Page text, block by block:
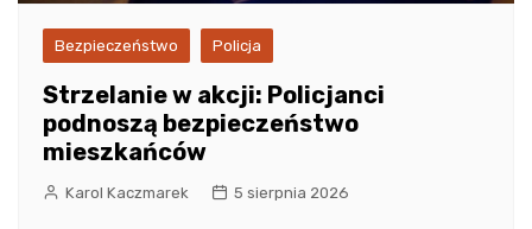
Bezpieczeństwo Policja
Strzelanie w akcji: Policjanci
podnoszą bezpieczeństwo
mieszkańców
Karol Kaczmarek 5 sierpnia 2026